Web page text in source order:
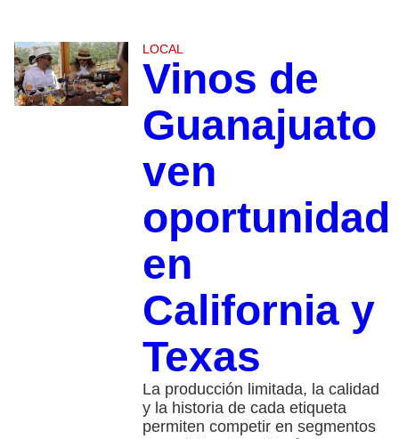
LOCAL
Vinos de
Guanajuato
ven
oportunidad
en
California y
Texas
La producción limitada, la calidad
y la historia de cada etiqueta
permiten competir en segmentos